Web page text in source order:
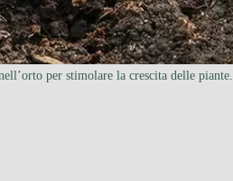
per stimolare la crescita delle piante.